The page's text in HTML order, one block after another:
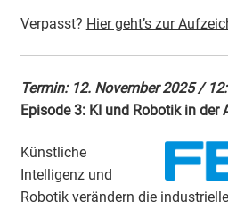
Verpasst? Hier geht’s zur
Termin: 12. November 2025 /
Episode 3: KI und Robotik in der
Künstliche
Intelligenz und
Robotik verändern die